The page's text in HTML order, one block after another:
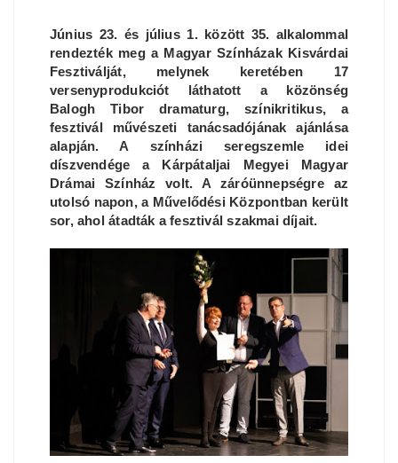
Június 23. és július 1. között 35. alkalommal
rendezték meg a Magyar Színházak Kisvárdai
Fesztiválját, melynek keretében 17
versenyprodukciót láthatott a közönség
Balogh Tibor dramaturg, színikritikus, a
fesztivál művészeti tanácsadójának ajánlása
alapján. A színházi seregszemle idei
díszvendége a Kárpátaljai Megyei Magyar
Drámai Színház volt. A záróünnepségre az
utolsó napon, a Művelődési Központban került
sor, ahol átadták a fesztivál szakmai díjait.